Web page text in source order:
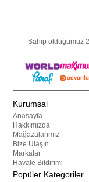
Sahip olduğumuz
Kurumsal
Anasayfa
Hakkımızda
Mağazalarımız
Bize Ulaşın
Markalar
Havale Bildirimi
Popüler Kategoriler